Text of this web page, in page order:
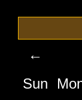
←
Sun